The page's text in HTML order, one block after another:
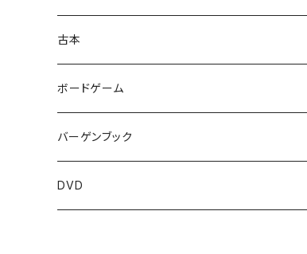
古本
ボードゲーム
バーゲンブック
DVD